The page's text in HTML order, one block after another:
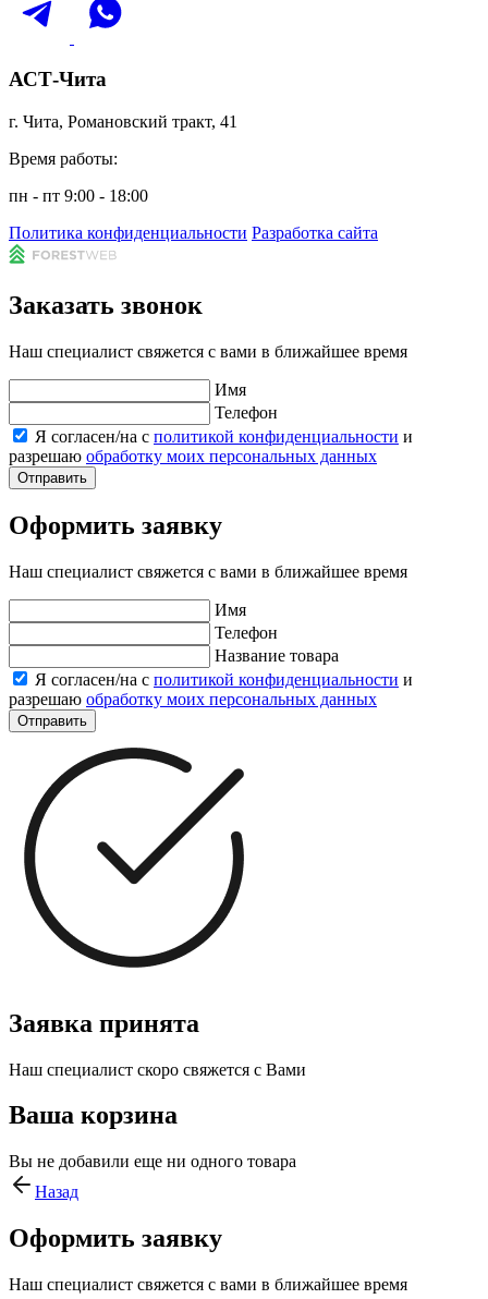
АСТ-Чита
г. Чита, Романовский тракт, 41
Время работы:
пн - пт 9:00 - 18:00
Политика конфиденциальности Разработка сайта
Заказать звонок
Наш специалист свяжется с вами в ближайшее время
Имя
Телефон
Я согласен/на с политикой конфиденциальности и
разрешаю обработку моих персональных данных
Отправить
Оформить заявку
Наш специалист свяжется с вами в ближайшее время
Имя
Телефон
Название товара
Я согласен/на с политикой конфиденциальности и
разрешаю обработку моих персональных данных
Отправить
Заявка принята
Наш специалист скоро свяжется с Вами
Ваша корзина
Вы не добавили еще ни одного товара
Назад
Оформить заявку
Наш специалист свяжется с вами в ближайшее время